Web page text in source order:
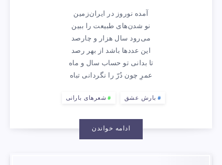
آمده نوروز در ایران‌زمین
نو شدن‌های طبیعت را ببین
می‌رود سال هزار و چارصد
این عددها باشد از بهر رصد
تا بدانی تو حساب سال و ماه
عمرِ چون دُرّ را نگردانی تباه
بارش عشق شعرهای بارانی
ادامه خواندن